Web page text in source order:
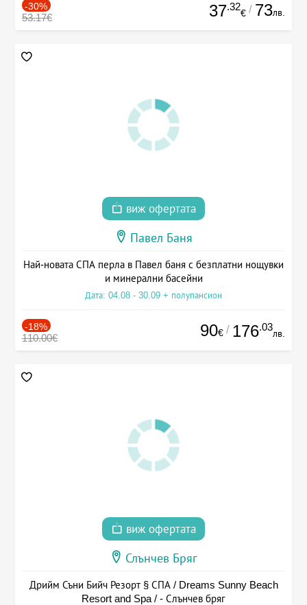
-30%
53.17€ 37.32
€ / 73лв.
виж офертата
Павел Баня
Най-новата СПА перла в Павел баня с безплатни нощувки
и минерални басейни
Дата: 04.08 - 30.09 + полупансион
-18%
110.00€ 90€ / 176.03
лв.
виж офертата
Слънчев Бряг
Дрийм Съни Бийч Резорт § СПА / Dreams Sunny Beach
Resort and Spa / - Слънчев бряг